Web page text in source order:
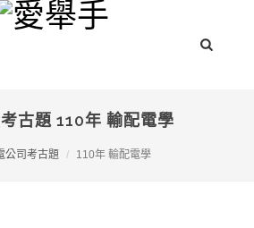
古題 110年 輸配電學
公司考古題 110年 輸配電學